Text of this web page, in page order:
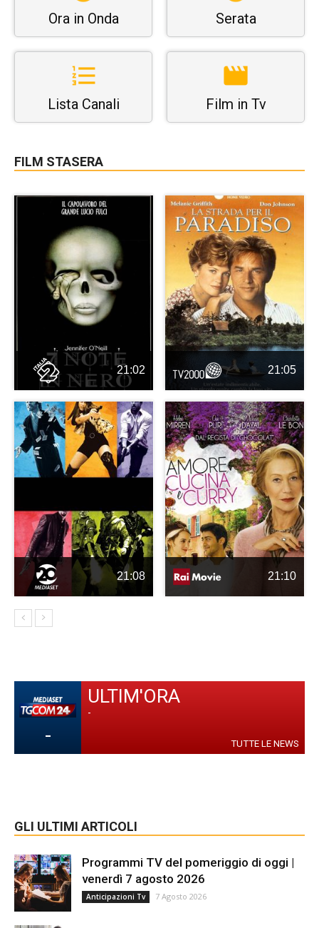
Ora in Onda Serata
Lista Canali Film in Tv
FILM STASERA
21:02 21:05
21:08 21:10
-
ULTIM'ORA
-
TUTTE LE NEWS
GLI ULTIMI ARTICOLI
Programmi TV del pomeriggio di oggi |
venerdì 7 agosto 2026
Anticipazioni Tv 7 Agosto 2026